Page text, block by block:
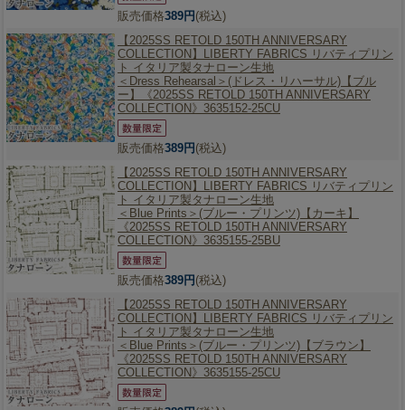
販売価格389円 (税込)
【2025SS RETOLD 150TH ANNIVERSARY
COLLECTION】
LIBERTY FABRICS リバティプリン
ト イタリア製タナローン生地
＜Dress Rehearsal＞(ドレス・リハーサル)【ブル
ー】《2025SS RETOLD 150TH ANNIVERSARY
COLLECTION》3635152-25CU
販売価格389円 (税込)
【2025SS RETOLD 150TH ANNIVERSARY
COLLECTION】
LIBERTY FABRICS リバティプリン
ト イタリア製タナローン生地
＜Blue Prints＞(ブルー・プリンツ)【カーキ】
《2025SS RETOLD 150TH ANNIVERSARY
COLLECTION》3635155-25BU
販売価格389円 (税込)
【2025SS RETOLD 150TH ANNIVERSARY
COLLECTION】
LIBERTY FABRICS リバティプリン
ト イタリア製タナローン生地
＜Blue Prints＞(ブルー・プリンツ)【ブラウン】
《2025SS RETOLD 150TH ANNIVERSARY
COLLECTION》3635155-25CU